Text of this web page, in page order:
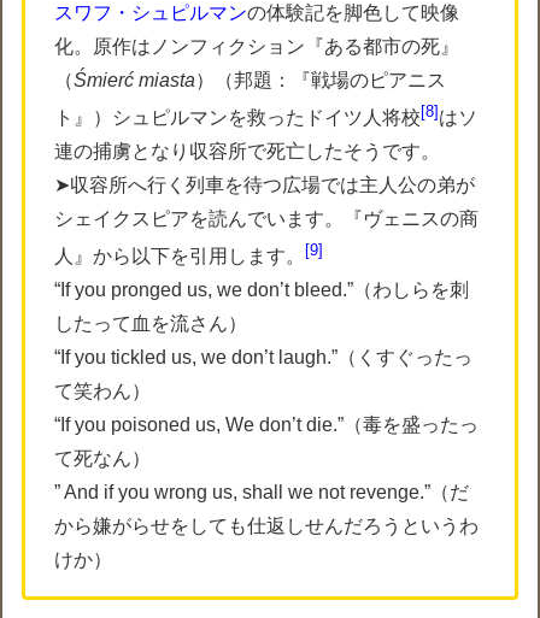
スワフ・シュピルマンの体験記を脚色して映像
化。原作はノンフィクション『ある都市の死』
（Śmierć miasta）（邦題：『戦場のピアニス
ト』）シュピルマンを救ったドイツ人将校 8 はソ
連の捕虜となり収容所で死亡したそうです。
➤収容所へ行く列車を待つ広場では主人公の弟が
シェイクスピアを読んでいます。『ヴェニスの商
人』から以下を引用します。
9
“If you pronged us, we don’t bleed.”（わしらを刺
したって血を流さん）
“If you tickled us, we don’t laugh.”（くすぐったっ
て笑わん）
“If you poisoned us, We don’t die.”（毒を盛ったっ
て死なん）
” And if you wrong us, shall we not revenge.”（だ
から嫌がらせをしても仕返しせんだろうというわ
けか）